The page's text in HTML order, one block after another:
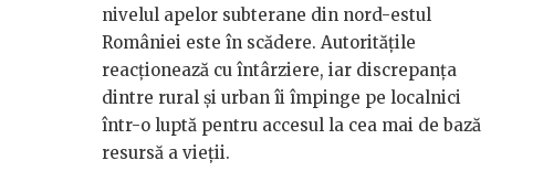
nivelul apelor subterane din nord-estul
României este în scădere. Autoritățile
reacționează cu întârziere, iar discrepanța
dintre rural și urban îi împinge pe localnici
într-o luptă pentru accesul la cea mai de bază
resursă a vieții.